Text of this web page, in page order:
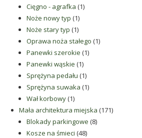
Cięgno - agrafka 11
Noże nowy typ 11
produkt
Noże stary typ 11
produkt
Oprawa noża stałego 11
Panewki szerokie 11
Panewki wąskie 11
produkt
Sprężyna pedału 11
produkt
Sprężyna suwaka 11
Wał korbowy 11
produkt
Mała architektura miejska 171171
Blokady parkingowe 88
Kosze na śmieci 4848